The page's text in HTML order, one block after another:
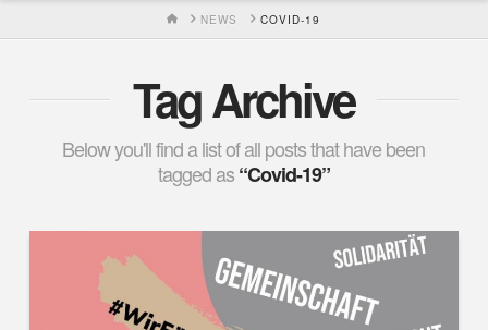
HOMENEWS COVID-19
Tag Archive
Below you'll find a list of all posts that have been
tagged as“Covid-19”